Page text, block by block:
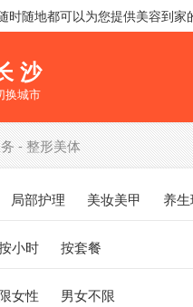
时随地都可以为您提供美容到家
沙
换城市
-整形美体
局部护理 美妆美甲 养
小时 按套餐
限女性 男女不限